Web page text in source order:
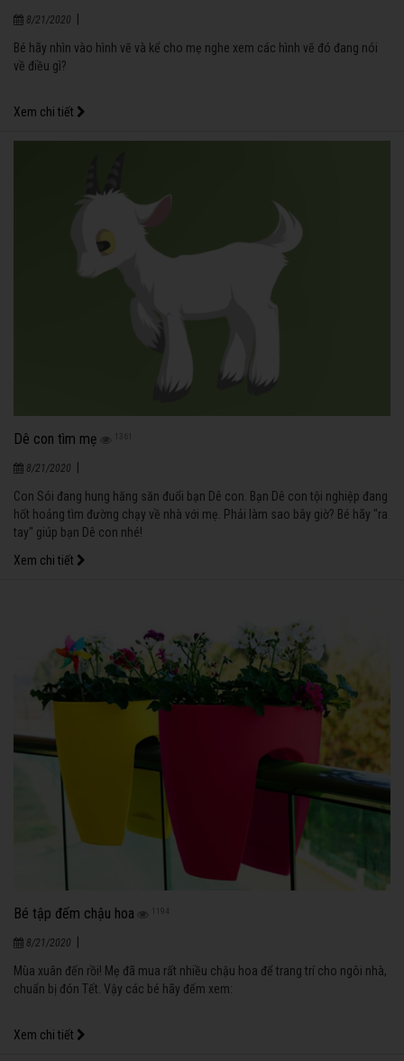
8/21/2020
Bé hãy nhìn vào hình vẽ và kể cho mẹ nghe xem các hình vẽ đó đang nói
về điều gì?
Xem chi tiết
Dê con tìm mẹ 1361
8/21/2020 |
Con Sói đang hung hăng săn đuổi bạn Dê con. Bạn Dê con tội nghiệp đang
hốt hoảng tìm đường chạy về nhà với mẹ. Phải làm sao bây giờ? Bé hãy "ra
tay" giúp bạn Dê con nhé!
Xem chi tiết
Bé tập đếm chậu hoa 1194
8/21/2020
Mùa xuân đến rồi! Mẹ đã mua rất nhiều chậu hoa để trang trí cho ngôi nhà,
chuẩn bị đón Tết. Vậy các bé hãy đếm xem:
Xem chi tiết